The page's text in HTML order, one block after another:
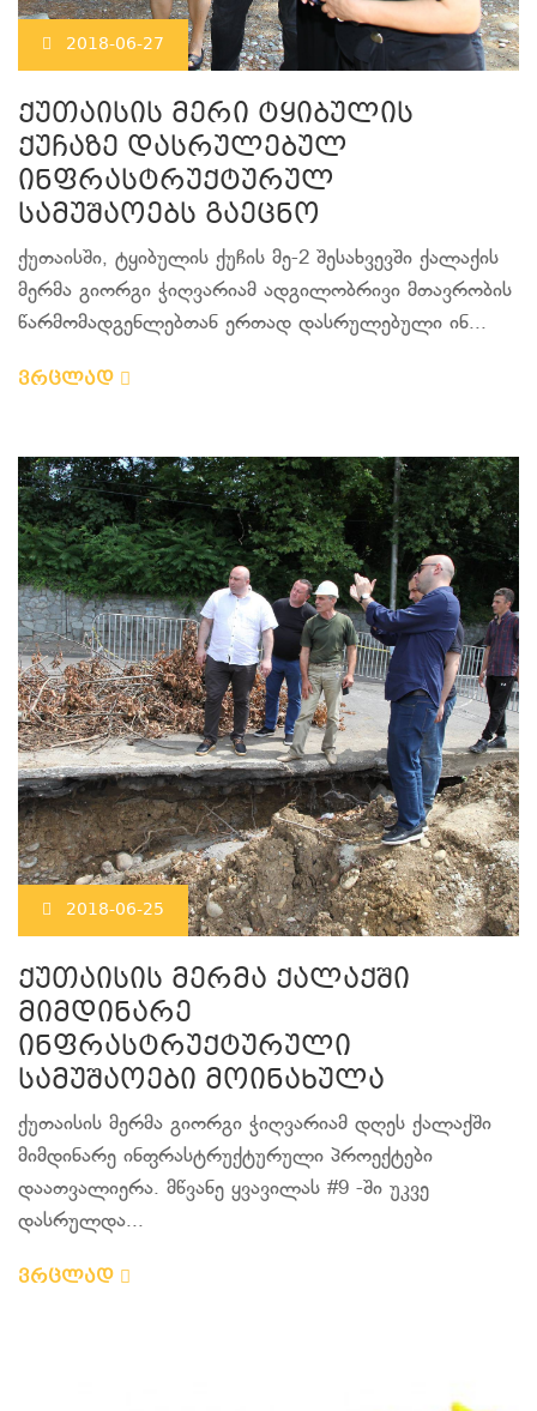
2018-06-27
ქუთაისის მერი ტყიბულის
ქუჩაზე დასრულებულ
ინფრასტრუქტურულ
სამუშაოებს გაეცნო
ქუთაისში, ტყიბულის ქუჩის მე-2 შესახვევში ქალაქის
მერმა გიორგი ჭიღვარიამ ადგილობრივი მთავრობის
წარმომადგენლებთან ერთად დასრულებული ინ...
ვრცლად
2018-06-25
ქუთაისის მერმა ქალაქში
მიმდინარე
ინფრასტრუქტურული
სამუშაოები მოინახულა
ქუთაისის მერმა გიორგი ჭიღვარიამ დღეს ქალაქში
მიმდინარე ინფრასტრუქტურული პროექტები
დაათვალიერა. მწვანე ყვავილას #9 -ში უკვე
დასრულდა...
ვრცლად